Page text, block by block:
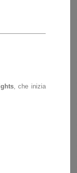
, che inizia